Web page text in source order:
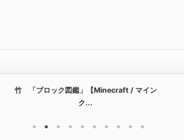
竹 「ブロック図鑑」【Minecraft / マイン
ク...